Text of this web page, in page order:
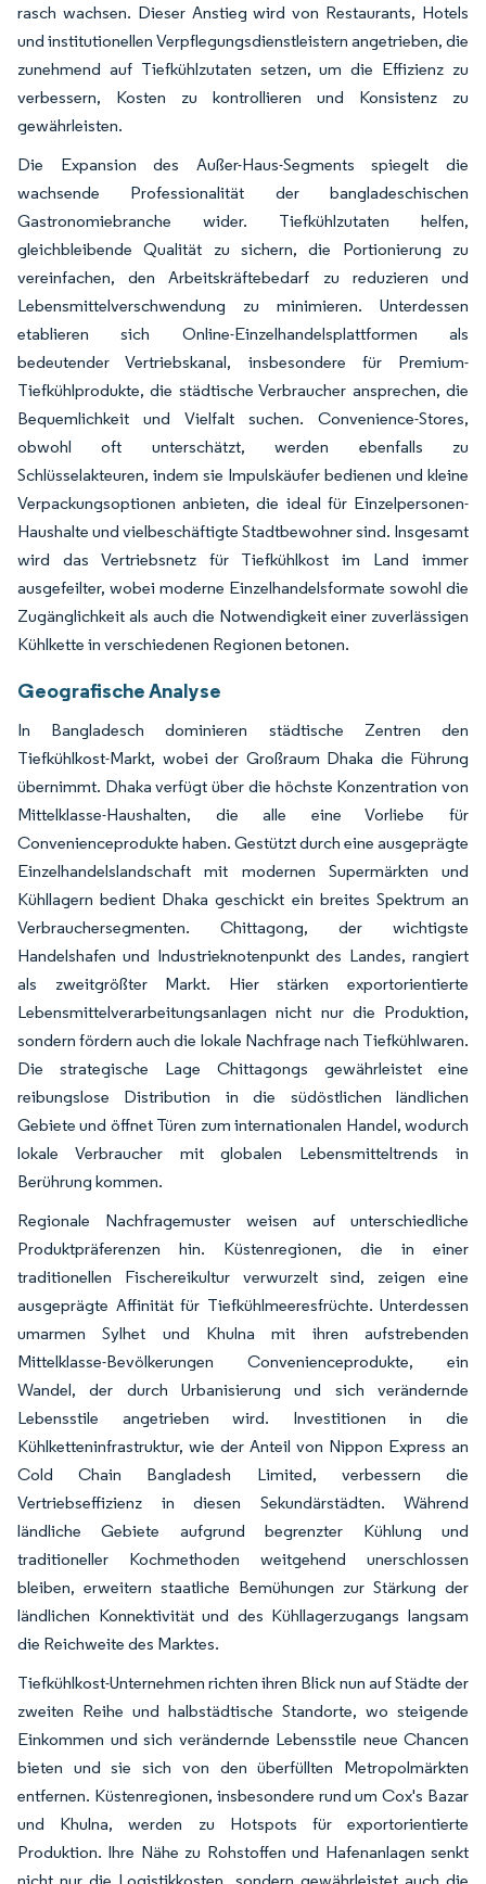
rasch wachsen. Dieser Anstieg wird von Restaurants, Hotels
und institutionellen Verpflegungsdienstleistern angetrieben, die
zunehmend auf Tiefkühlzutaten setzen, um die Effizienz zu
verbessern, Kosten zu kontrollieren und Konsistenz zu
gewährleisten.
Die Expansion des Außer-Haus-Segments spiegelt die
wachsende Professionalität der bangladeschischen
Gastronomiebranche wider. Tiefkühlzutaten helfen,
gleichbleibende Qualität zu sichern, die Portionierung zu
vereinfachen, den Arbeitskräftebedarf zu reduzieren und
Lebensmittelverschwendung zu minimieren. Unterdessen
etablieren sich Online-Einzelhandelsplattformen als
bedeutender Vertriebskanal, insbesondere für Premium-
Tiefkühlprodukte, die städtische Verbraucher ansprechen, die
Bequemlichkeit und Vielfalt suchen. Convenience-Stores,
obwohl oft unterschätzt, werden ebenfalls zu
Schlüsselakteuren, indem sie Impulskäufer bedienen und kleine
Verpackungsoptionen anbieten, die ideal für Einzelpersonen-
Haushalte und vielbeschäftigte Stadtbewohner sind. Insgesamt
wird das Vertriebsnetz für Tiefkühlkost im Land immer
ausgefeilter, wobei moderne Einzelhandelsformate sowohl die
Zugänglichkeit als auch die Notwendigkeit einer zuverlässigen
Kühlkette in verschiedenen Regionen betonen.
Geografische Analyse
In Bangladesch dominieren städtische Zentren den
Tiefkühlkost-Markt, wobei der Großraum Dhaka die Führung
übernimmt. Dhaka verfügt über die höchste Konzentration von
Mittelklasse-Haushalten, die alle eine Vorliebe für
Convenienceprodukte haben. Gestützt durch eine ausgeprägte
Einzelhandelslandschaft mit modernen Supermärkten und
Kühllagern bedient Dhaka geschickt ein breites Spektrum an
Verbrauchersegmenten. Chittagong, der wichtigste
Handelshafen und Industrieknotenpunkt des Landes, rangiert
als zweitgrößter Markt. Hier stärken exportorientierte
Lebensmittelverarbeitungsanlagen nicht nur die Produktion,
sondern fördern auch die lokale Nachfrage nach Tiefkühlwaren.
Die strategische Lage Chittagongs gewährleistet eine
reibungslose Distribution in die südöstlichen ländlichen
Gebiete und öffnet Türen zum internationalen Handel, wodurch
lokale Verbraucher mit globalen Lebensmitteltrends in
Berührung kommen.
Regionale Nachfragemuster weisen auf unterschiedliche
Produktpräferenzen hin. Küstenregionen, die in einer
traditionellen Fischereikultur verwurzelt sind, zeigen eine
ausgeprägte Affinität für Tiefkühlmeeresfrüchte. Unterdessen
umarmen Sylhet und Khulna mit ihren aufstrebenden
Mittelklasse-Bevölkerungen Convenienceprodukte, ein
Wandel, der durch Urbanisierung und sich verändernde
Lebensstile angetrieben wird. Investitionen in die
Kühlketteninfrastruktur, wie der Anteil von Nippon Express an
Cold Chain Bangladesh Limited, verbessern die
Vertriebseffizienz in diesen Sekundärstädten. Während
ländliche Gebiete aufgrund begrenzter Kühlung und
traditioneller Kochmethoden weitgehend unerschlossen
bleiben, erweitern staatliche Bemühungen zur Stärkung der
ländlichen Konnektivität und des Kühllagerzugangs langsam
die Reichweite des Marktes.
Tiefkühlkost-Unternehmen richten ihren Blick nun auf Städte der
zweiten Reihe und halbstädtische Standorte, wo steigende
Einkommen und sich verändernde Lebensstile neue Chancen
bieten und sie sich von den überfüllten Metropolmärkten
entfernen. Küstenregionen, insbesondere rund um Cox's Bazar
und Khulna, werden zu Hotspots für exportorientierte
Produktion. Ihre Nähe zu Rohstoffen und Hafenanlagen senkt